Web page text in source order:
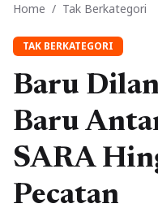
Home / Tak Berkategori
TAK BERKATEGORI
Baru
Baru
SARA
Pecatan